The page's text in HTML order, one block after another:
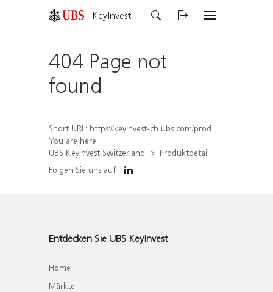
KeyInvest
404 Page not
found
Short URL: https://keyinvest-ch.ubs.com/produkt/detail/index/isin/CH1580901713
You are here:
UBS KeyInvest Switzerland
Produktdetail
Folgen Sie uns auf
Entdecken Sie UBS KeyInvest
Home
Märkte